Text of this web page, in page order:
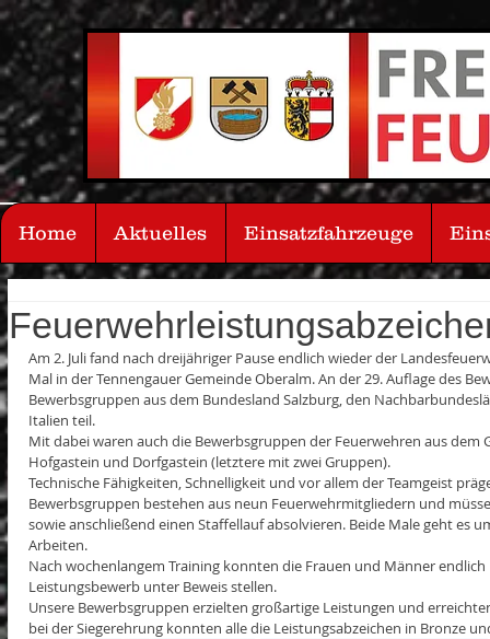
Am 2. Juli fand nach dreijähriger Pause endlich wieder der
Mal in der Tennengauer Gemeinde Oberalm. An der 29. Auflage des
Bewerbsgruppen aus dem Bundesland Salzburg, den
Italien teil.
Mit dabei waren auch die Bewerbsgruppen der Feuerwehren aus dem
Hofgastein und Dorfgastein (letztere mit zwei Gruppen).
Technische Fähigkeiten, Schnelligkeit und vor allem der Teamgeist
Bewerbsgruppen bestehen aus neun Feuerwehrmitgliedern und
sowie anschließend einen Staffellauf absolvieren. Beide Male geht es
Arbeiten.
Nach wochenlangem Training konnten die Frauen und Männer
Leistungsbewerb unter Beweis stellen.
Unsere Bewerbsgruppen erzielten großartige Leistungen und
bei der Siegerehrung konnten alle die Leistungsabzeichen in Bronze
Home Aktuelles Einsatzfahrzeuge